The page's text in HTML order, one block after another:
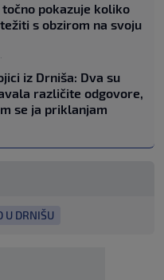
pokazuje koliko
s obzirom na svoju
iz Drniša: Dva su
različite odgovore,
se ja priklanjam
U DRNIŠU